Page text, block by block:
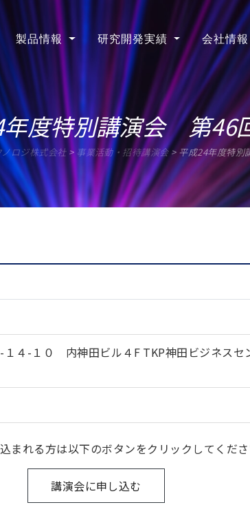
製品情報 研究開発実績 会社情報
年度特別講演会 第46
ロジ株式会社> 事業活動・招待講演会> 平成24年度特
-１４-１０ 内神田ビル４F TKP神田ビジネス
まれる方は以下のボタンをクリックしてくだ
講演会に申し込む